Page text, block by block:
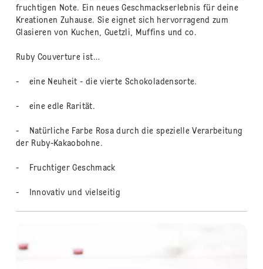
fruchtigen Note. Ein neues Geschmackserlebnis für deine
Kreationen Zuhause. Sie eignet sich hervorragend zum
Glasieren von Kuchen, Guetzli, Muffins und co.
Ruby Couverture ist…
- eine Neuheit - die vierte Schokoladensorte.
- eine edle Rarität.
- Natürliche Farbe Rosa durch die spezielle Verarbeitung
der Ruby-Kakaobohne.
- Fruchtiger Geschmack
- Innovativ und vielseitig